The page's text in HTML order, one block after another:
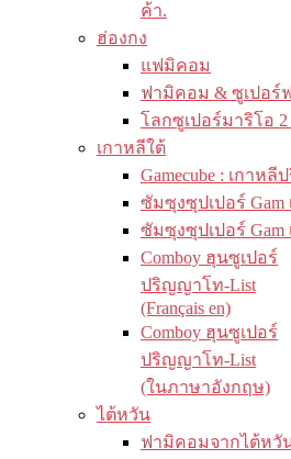
ค้า.
ฮ่องกง
แฟมิคอม
ฟามิคอม & ซูเปอร์
โลกซูเปอร์มาริโอ
เกาหลีใต้
Gamecube : เกาห
ซัมซุงซุปเปอร์ Gam
ซัมซุงซุปเปอร์
Comboy ฮุนซูเปอร์
ปริญญาโท-List
(Français en)
Comboy ฮุนซูเปอร์
ปริญญาโท-List
(ในภาษาอังกฤษ)
ไต้หวัน
ฟามิคอมจากไต้หวั